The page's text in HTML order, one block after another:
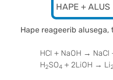
HAPE +
Hape reageerib alusega,
HCl + NaOH → NaCl
H2SO4 + 2LiOH → Li